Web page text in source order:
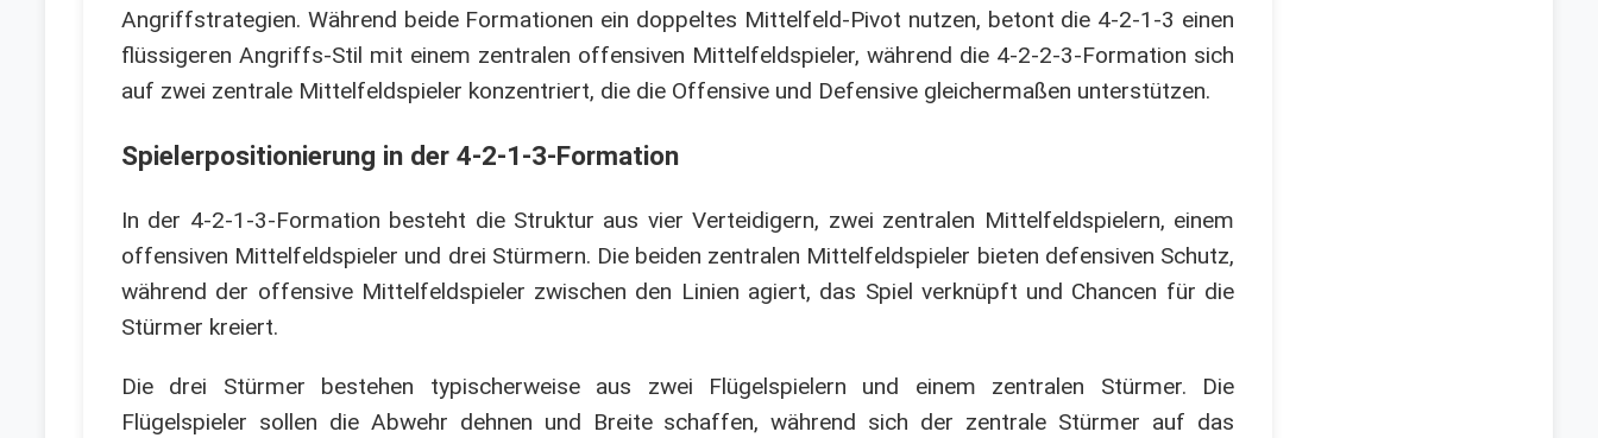
Angriffstrategien. Während beide Formationen ein doppeltes Mittelfeld-Pivot nutzen, betont die 4-2-1-3 einen
flüssigeren Angriffs-Stil mit einem zentralen offensiven Mittelfeldspieler, während die 4-2-2-3-Formation sich
auf zwei zentrale Mittelfeldspieler konzentriert, die die Offensive und Defensive gleichermaßen unterstützen.
Spielerpositionierung in der 4-2-1-3-Formation
In der 4-2-1-3-Formation besteht die Struktur aus vier Verteidigern, zwei zentralen Mittelfeldspielern, einem
offensiven Mittelfeldspieler und drei Stürmern. Die beiden zentralen Mittelfeldspieler bieten defensiven Schutz,
während der offensive Mittelfeldspieler zwischen den Linien agiert, das Spiel verknüpft und Chancen für die
Stürmer kreiert.
Die drei Stürmer bestehen typischerweise aus zwei Flügelspielern und einem zentralen Stürmer. Die
Flügelspieler sollen die Abwehr dehnen und Breite schaffen, während sich der zentrale Stürmer auf das